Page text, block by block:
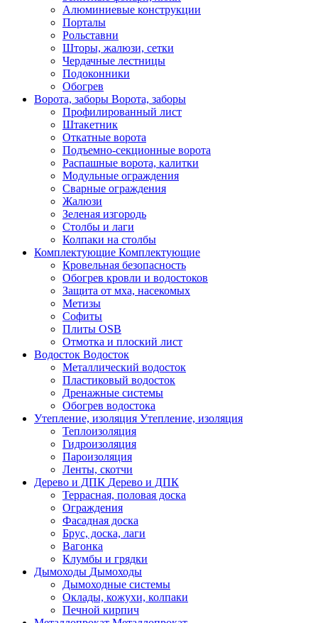
Алюминиевые конструкции
Порталы
Рольставни
Шторы, жалюзи, сетки
Чердачные лестницы
Подоконники
Обогрев
Ворота, заборы Ворота, заборы
Профилированный лист
Штакетник
Откатные ворота
Подъемно-секционные ворота
Распашные ворота, калитки
Модульные ограждения
Сварные ограждения
Жалюзи
Зеленая изгородь
Столбы и лаги
Колпаки на столбы
Комплектующие Комплектующие
Кровельная безопасность
Обогрев кровли и водостоков
Защита от мха, насекомых
Метизы
Софиты
Плиты OSB
Отмотка и плоский лист
Водосток Водосток
Металлический водосток
Пластиковый водосток
Дренажные системы
Обогрев водостока
Утепление, изоляция Утепление, изоляция
Теплоизоляция
Гидроизоляция
Пароизоляция
Ленты, скотчи
Дерево и ДПК Дерево и ДПК
Террасная, половая доска
Ограждения
Фасадная доска
Брус, доска, лаги
Вагонка
Клумбы и грядки
Дымоходы Дымоходы
Дымоходные системы
Оклады, кожухи, колпаки
Печной кирпич